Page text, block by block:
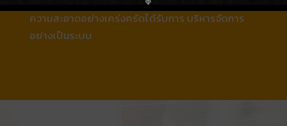
ความสะอาดอย่างเคร่งครัดได้รับการ บริหารจัดการ
อย่างเป็นระบบ